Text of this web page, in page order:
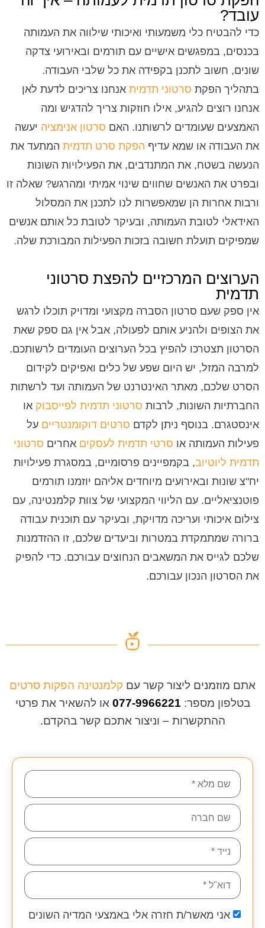
עובד?​
כדי להבטיח כלי משמעותי ואיכותי שילווה את העמותה
בכנסים, במפגשים אישיים עם תורמים ובאירועי צדקה
שונים, חשוב לתכנן בקפידה את כל שלבי העבודה.
בתהליך הפקת סרטוני תדמית אנחנו צריכים לדעת לאן
אנחנו רוצים להגיע, אילו חוזקות צריך להדגיש ומה
האמצעים שעומדים לרשותנו. האם סרטון אנימציה יעשה
את העבודה או שמא עדיף הפקת סרט תדמית המתעד את
הנעשה בשטח, את המתנדבים, את הפעילויות השונות
ובפרט את האנשים שחווים שינוי אמיתי ומהרגש? שאלה זו
ורבות אחרות הן שמאפשרות לנו לתכנן את המסלול
האידאלי לטובת העמותה, ובעיקר לטובת כל אותם אנשים
שמפיקים תועלת חשובה בזכות הפעילות המבורכת שלה.
הערוצים המרכזיים להפצת סרטוני
תדמית
אין ספק שעם סרטון הסברה מקצועי ומדויק תוכלו לרגש
את הצופים ולהניע אותם לפעולה, אבל אין גם ספק שאת
הסרטון תצטרכו להפיץ בכל הערוצים העומדים לרשותכם.
למרבה המזל, יש היום שפע של כלים ואפיקים לקידום
הסרט שלכם, מאתר האינטרנט של העמותה ועד לרשתות
החברתיות השונות, לרבות סרטוני תדמית לפייסבוק או
אינסטגרם. בנוסף ניתן לקדם סרטים דוקומנטריים על
פעילות העמותה או סרטי תדמית לעסקים אחרים סרטוני
תדמית ליוטיוב, בקמפיינים פרסומיים, במסגרת פעילויות
יח"צ שונות ובאירועים מיוחדים אליהם יוזמנו תורמים
פוטנציאליים. עם הליווי המקצועי של צוות קלמנטינה, עם
צילום איכותי ועריכה מדויקת, ובעיקר עם תוכנית עבודה
ברורה שמתמקדת במטרות וביעדים שלכם, זו ההזדמנות
שלכם לגייס את המשאבים הנחוצים עבורכם. כדי להפיק
את הסרטון הנכון עבורכם.
אתם מוזמנים ליצור קשר עם קלמנטינה הפקות סרטים
בטלפון מספר: 077-9966221 או להשאיר את פרטי
ההתקשרות – וניצור אתכם קשר בהקדם.
אני מאשר/ת חזרה אלי באמצעי המדיה השונים